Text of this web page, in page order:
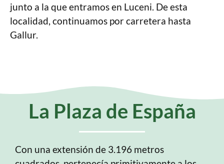
junto a la que entramos en Luceni. De esta
localidad, continuamos por carretera hasta
Gallur.
La Plaza de España
Con una extensión de 3.196 metros